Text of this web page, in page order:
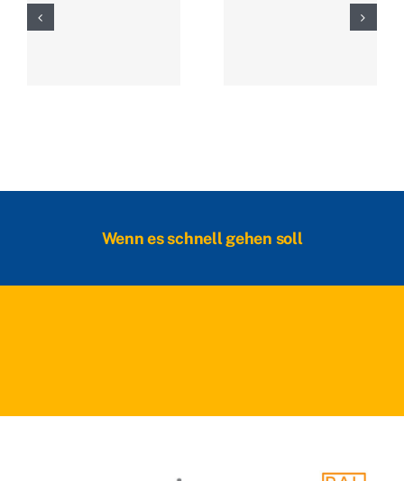
Wenn es schnell gehen soll